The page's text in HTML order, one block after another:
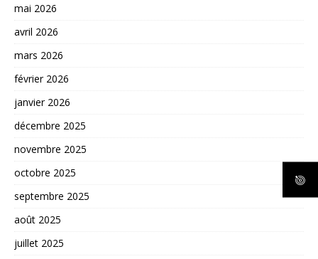
mai 2026
avril 2026
mars 2026
février 2026
janvier 2026
décembre 2025
novembre 2025
octobre 2025
septembre 2025
août 2025
juillet 2025